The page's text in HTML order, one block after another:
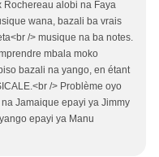
Rochereau alobi na Faya
wana, bazali ba vrais
/> musique na ba notes.
mbala moko
bazali na yango, en étant
/> Problème oyo
Jamaique epayi ya Jimmy
epayi ya Manu